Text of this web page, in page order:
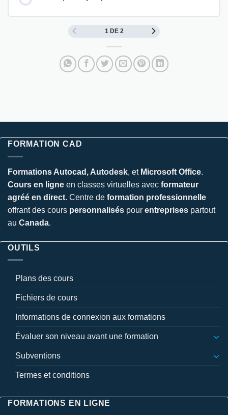
1 DE 2
FORMATION CAD
Formations Autocad, Autodesk, et Microsoft Office.
Cours en ligne en classes virtuelles avec formateur
agréé en direct. Centre de formation professionnelle
offrant des cours personnalisés pour entreprises partout
au Canada.
OUTILS
Plans des cours
Fichiers de cours
Informations de connexion aux formations
Évaluer son niveau avant une formation
Subventions
Termes et conditions
FORMATIONS EN LIGNE